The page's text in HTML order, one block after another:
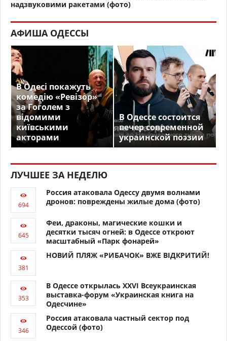
надзвуковими ракетами (фото)
АФИША ОДЕССЫ
В Одесі покажуть
комедію «Ревізор»
за Гоголем з
відомими
київськими
акторами
В Одессе состоится
вечер современной
украинской поэзии
ЛУЧШЕЕ ЗА НЕДЕЛЮ
Россия атаковала Одессу двумя волнами
дронов: повреждены жилые дома (фото)
Феи, драконы, магические кошки и
десятки тысяч огней: в Одессе откроют
масштабный «Парк фонарей»
НОВИЙ ПЛЯЖ «РИБАЧОК» ВЖЕ ВІДКРИТИЙ!
В Одессе открылась XXVI Всеукраинская
выставка-форум «Украинская книга на
Одесчине»
Россия атаковала частный сектор под
Одессой (фото)